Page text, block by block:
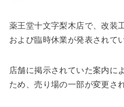
薬王堂十文字梨木店で、改装
および臨時休業が発表されて
店舗に掲示されていた案内に
ため、売り場の一部が変更さ